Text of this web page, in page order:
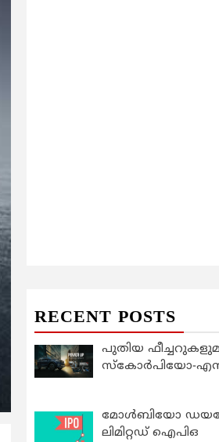
RECENT POSTS
പുതിയ
സ്കോർപിയോ-
മോൾബിയോ
ലിമിറ്റഡ് ഐപിഒ